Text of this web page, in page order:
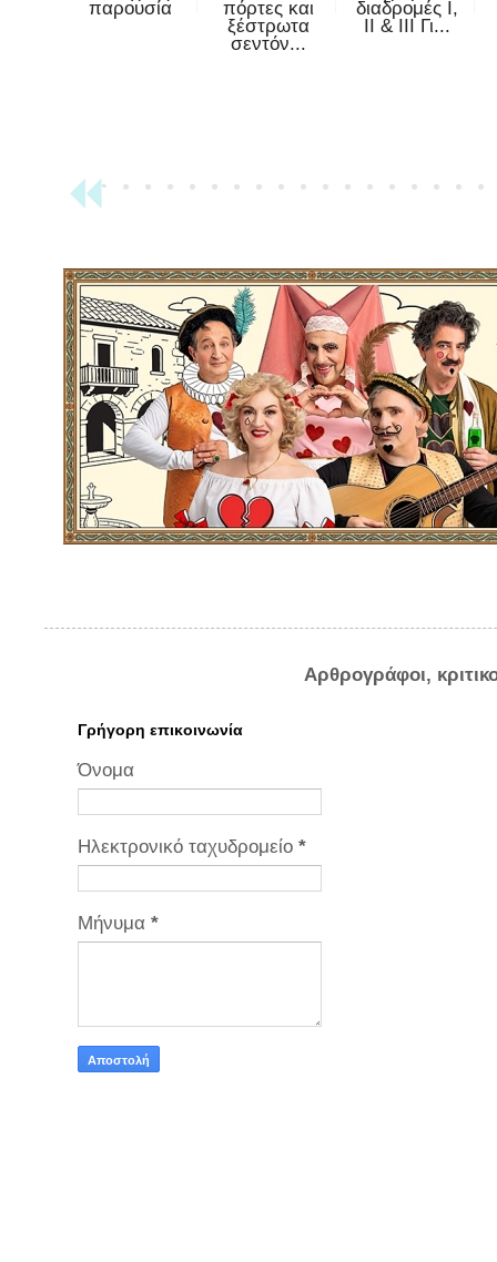
παρουσία
πόρτες και
ξέστρωτα
σεντόν...
διαδρομές Ι,
ΙΙ & ΙΙΙ Γι...
Αρθρογράφοι,
Γρήγορη επικοινωνία
Όνομα
Ηλεκτρονικό ταχυδρομείο *
Μήνυμα *